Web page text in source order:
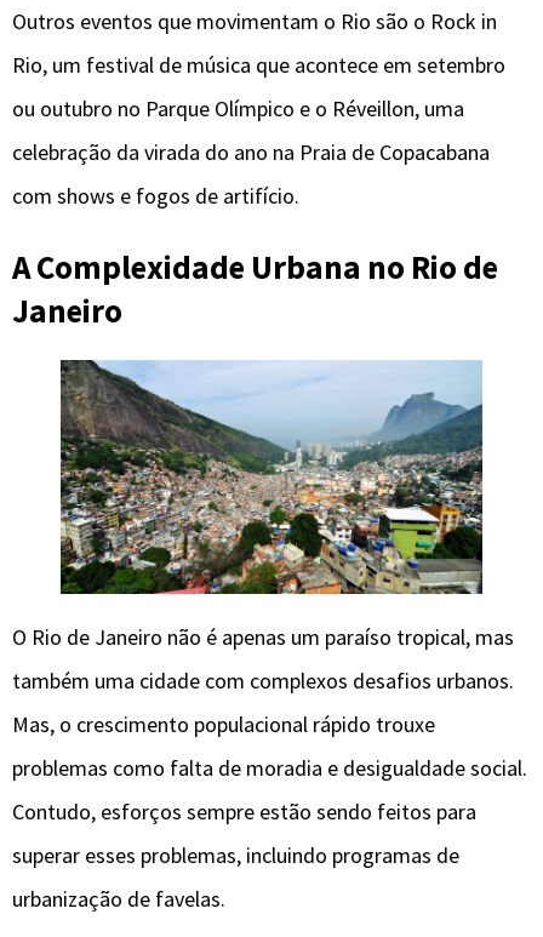
Outros eventos que movimentam o Rio são o Rock in
Rio, um festival de música que acontece em setembro
ou outubro no Parque Olímpico e o Réveillon, uma
celebração da virada do ano na Praia de Copacabana
com shows e fogos de artifício.
A Complexidade Urbana no Rio de
Janeiro
O Rio de Janeiro não é apenas um paraíso tropical, mas
também uma cidade com complexos desafios urbanos.
Mas, o crescimento populacional rápido trouxe
problemas como falta de moradia e desigualdade social.
Contudo, esforços sempre estão sendo feitos para
superar esses problemas, incluindo programas de
urbanização de favelas.